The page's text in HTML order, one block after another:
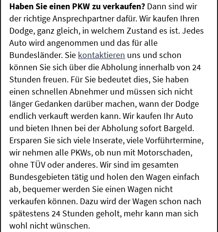
Haben Sie einen PKW zu verkaufen? Dann sind wir
der richtige Ansprechpartner dafür. Wir kaufen Ihren
Dodge, ganz gleich, in welchem Zustand es ist. Jedes
Auto wird angenommen und das für alle
Bundesländer. Sie kontaktieren uns und schon
können Sie sich über die Abholung innerhalb von 24
Stunden freuen. Für Sie bedeutet dies, Sie haben
einen schnellen Abnehmer und müssen sich nicht
länger Gedanken darüber machen, wann der Dodge
endlich verkauft werden kann. Wir kaufen Ihr Auto
und bieten Ihnen bei der Abholung sofort Bargeld.
Ersparen Sie sich viele Inserate, viele Vorführtermine,
wir nehmen alle PKWs, ob nun mit Motorschaden,
ohne TÜV oder anderes. Wir sind im gesamten
Bundesgebieten tätig und holen den Wagen einfach
ab, bequemer werden Sie einen Wagen nicht
verkaufen können. Dazu wird der Wagen schon nach
spätestens 24 Stunden geholt, mehr kann man sich
wohl nicht wünschen.